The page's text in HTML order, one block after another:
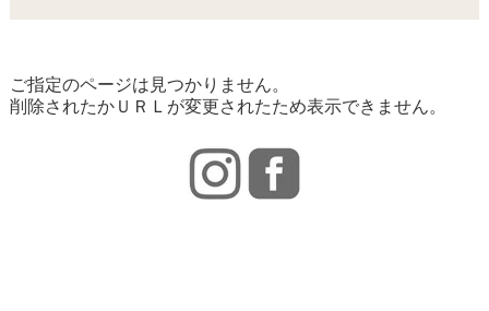
ご指定のページは見つかりません。
削除されたかＵＲＬが変更されたため表示できません。